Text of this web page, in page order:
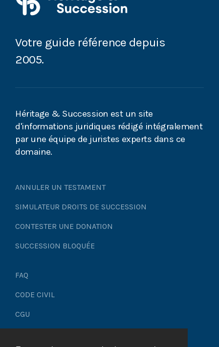
Votre guide référence depuis
2005.
Héritage & Succession est un site
d'informations juridiques rédigé intégralement
par une équipe de juristes experts dans ce
domaine.
ANNULER UN TESTAMENT
SIMULATEUR DROITS DE SUCCESSION
CONTESTER UNE DONATION
SUCCESSION BLOQUÉE
FAQ
CODE CIVIL
CGU